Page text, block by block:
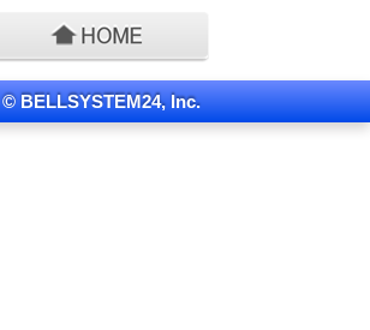
© BELLSYSTEM24, Inc.